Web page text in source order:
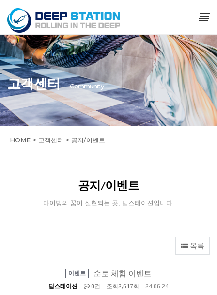
고객센터 Community
HOME > 고객센터 > 공지/이벤트
공지/이벤트
다이빙의 꿈이 실현되는 곳, 딥스테이션입니다.
목록
이벤트 순토 체험 이벤트
딥스테이션 0건 조회 2,617회 24.06.24